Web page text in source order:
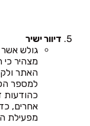
דיוור ישיר
גולש
מצהיר כי
האתר
למספר
מפעילת